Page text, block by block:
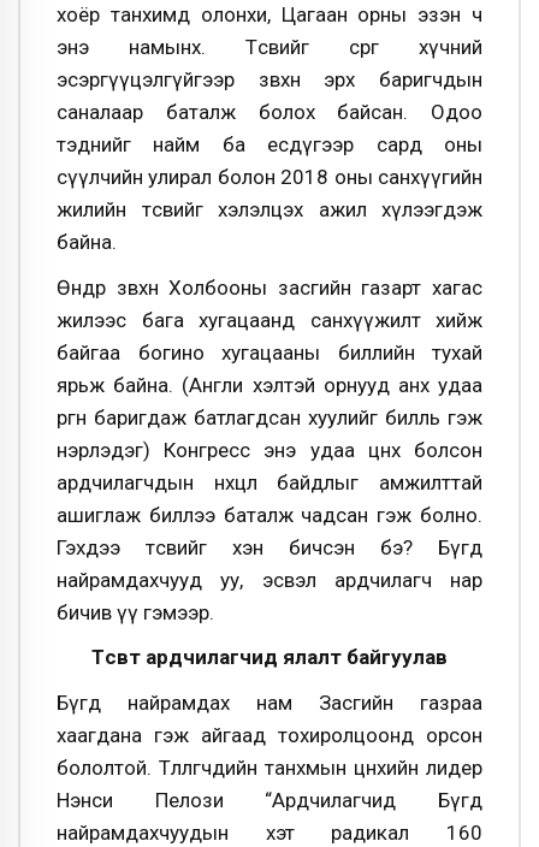
хоёр танхимд олонхи, Цагаан орны эзэн ч
энэ намынх. Төсвийг сөрөг хүчний
эсэргүүцэлгүйгээр зөвхөн эрх баригчдын
саналаар баталж болох байсан. Одоо
тэднийг найм ба есдүгээр сард оны
сүүлчийн улирал болон 2018 оны санхүүгийн
жилийн төсвийг хэлэлцэх ажил хүлээгдэж
байна.
Өнөөдөр зөвхөн Холбооны засгийн газарт хагас
жилээс бага хугацаанд санхүүжилт хийж
байгаа богино хугацааны биллийн тухай
ярьж байна. (Англи хэлтэй орнууд анх удаа
өргөн баригдаж батлагдсан хуулийг билль гэж
нэрлэдэг) Конгресс энэ удаа цөөнх болсон
ардчилагчдын нөхцөл байдлыг амжилттай
ашиглаж биллээ баталж чадсан гэж болно.
Гэхдээ төсвийг хэн бичсэн бэ? Бүгд
найрамдахчууд уу, эсвэл ардчилагч нар
бичив үү гэмээр.
Төсөвт ардчилагчид ялалт байгуулав
Бүгд найрамдах нам Засгийн газраа
хаагдана гэж айгаад тохиролцоонд орсон
бололтой. Төлөөлөгчдийн танхмын цөөнхийн лидер
Нэнси Пелози “Ардчилагчид Бүгд
найрамдахчуудын хэт радикал 160